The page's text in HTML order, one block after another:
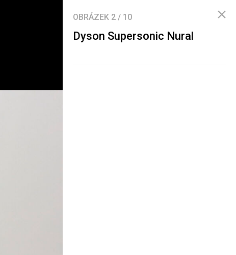
OBRÁZEK 2 / 10
Dyson Supersonic Nural